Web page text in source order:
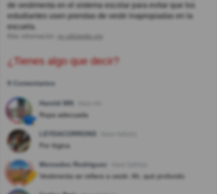
de vestimenta en el sistema escolar para evitar que los
estudiantes usen prendas de vestir inapropiadas en la
escuela.
es.wikipedia.org
¿Tienes algo que decir?
9 Comentarios
Harold MN
Ropa adecuada
LEYDACORRONS
Por lógica.
Mercedes Rodriguez
Vestimenta se refiere a vestir. Ah, qué profundo.